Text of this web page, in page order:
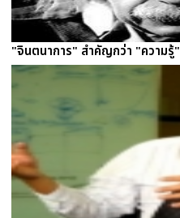
"จินตนาการ" สำคัญกว่า "ความรู้"